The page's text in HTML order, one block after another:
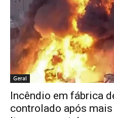
Geral
Incêndio em fábrica
controlado após